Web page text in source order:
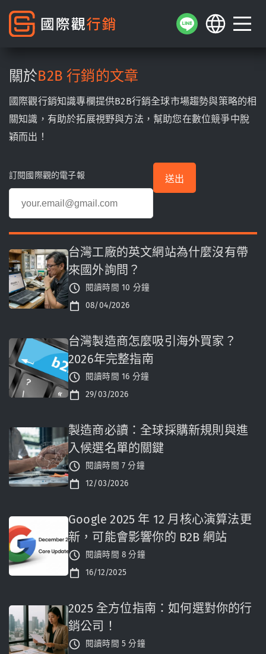
關於B2B 行銷的文章
國際觀行銷知識專欄提供B2B行銷全球市場趨勢與策略的相
關知識，有助於拓展視野與方法，幫助您在數位競爭中脫
穎而出！
訂閱國際觀的電子報
台灣工廠的英文網站為什麼沒有帶
來國外詢問？
閱讀時間 10 分鐘
08/04/2026
台灣製造商怎麼吸引海外買家？
2026年完整指南
閱讀時間 16 分鐘
29/03/2026
製造商必讀：全球採購新規則與進
入候選名單的關鍵
閱讀時間 7 分鐘
12/03/2026
Google 2025 年 12 月核心演算法更
新，可能會影響你的 B2B 網站
閱讀時間 8 分鐘
16/12/2025
2025 全方位指南：如何選對你的行
銷公司！
閱讀時間 5 分鐘